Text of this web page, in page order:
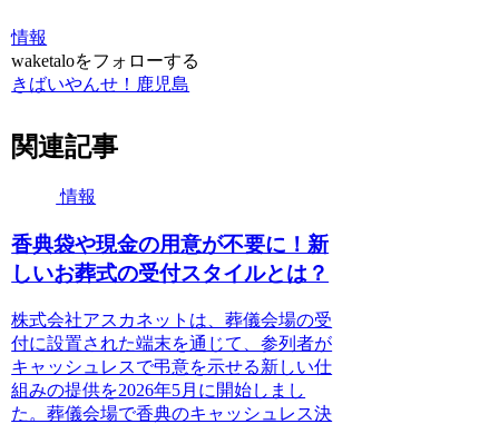
情報
waketaloをフォローする
きばいやんせ！鹿児島
関連記事
情報
香典袋や現金の用意が不要に！新
しいお葬式の受付スタイルとは？
株式会社アスカネットは、葬儀会場の受
付に設置された端末を通じて、参列者が
キャッシュレスで弔意を示せる新しい仕
組みの提供を2026年5月に開始しまし
た。葬儀会場で香典のキャッシュレス決